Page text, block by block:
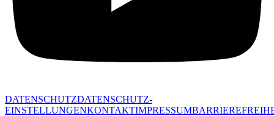
DATENSCHUTZDATENSCHUTZ-
EINSTELLUNGENKONTAKTIMPRESSUM